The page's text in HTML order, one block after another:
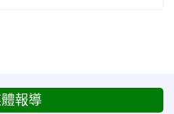
報導